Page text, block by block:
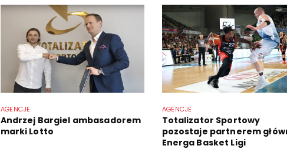
AGENCJE
Andrzej Bargiel ambasadorem
marki Lotto
AGENCJE
Totalizator Sportowy
pozostaje partnerem
Energa Basket Ligi